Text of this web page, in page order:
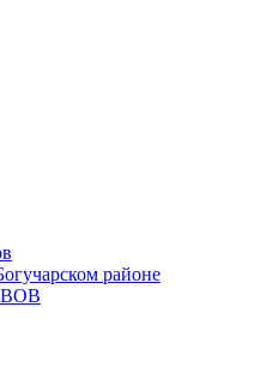
районе
ВОВ